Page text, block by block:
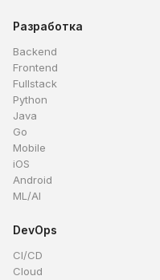
Разработка
Backend
Frontend
Fullstack
Python
Java
Go
Mobile
iOS
Android
ML/AI
DevOps
CI/CD
Cloud